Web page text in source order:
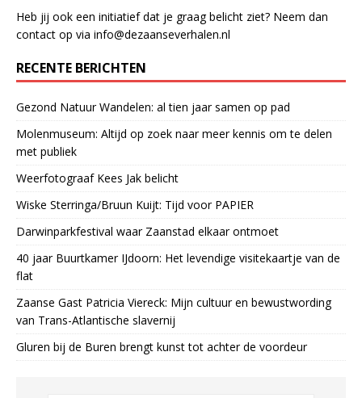
Heb jij ook een initiatief dat je graag belicht ziet? Neem dan
contact op via info@dezaanseverhalen.nl
RECENTE BERICHTEN
Gezond Natuur Wandelen: al tien jaar samen op pad
Molenmuseum: Altijd op zoek naar meer kennis om te delen
met publiek
Weerfotograaf Kees Jak belicht
Wiske Sterringa/Bruun Kuijt: Tijd voor PAPIER
Darwinparkfestival waar Zaanstad elkaar ontmoet
40 jaar Buurtkamer IJdoorn: Het levendige visitekaartje van de
flat
Zaanse Gast Patricia Viereck: Mijn cultuur en bewustwording
van Trans-Atlantische slavernij
Gluren bij de Buren brengt kunst tot achter de voordeur